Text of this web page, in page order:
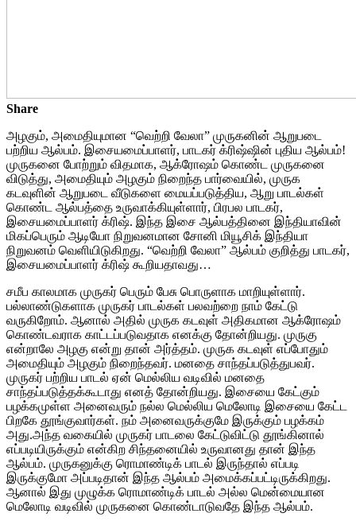
Share
அழகும், அமைதியுமான “வெற்றி வேலா” முருகனின் ஆறுபடை
பற்றிய ஆல்பம். இசையமைப்பாளர், பாடகர் க்ரிஷ்ஷின் புதிய ஆல்பம்!
முருகனை போற்றும் விதமாக, ஆக்ரோஷம் கொண்ட முருகனை
விடுத்து, அமைதியும் அழகும் நிறைந்த பார்வையில், முருக
கடவுளின் ஆறுபடை வீடுகளை மையப்படுத்திய, ஆறு பாடல்கள்
கொண்ட ஆல்பத்தை உருவாக்கியுள்ளார், பிரபல பாடகர்,
இசையமைப்பாளர் க்ரிஷ். இந்த இசை ஆல்பத்தினை இந்தியாவின்
மிகப்பெரும் ஆடியோ நிறுவனமான சோனி மியூசிக் இந்தியா
நிறுவனம் வெளியிடுகிறது. “வெற்றி வேலா” ஆல்பம் குறித்து பாடகர்,
இசையமைப்பாளர் க்ரிஷ் கூறியதாவது…
சமீப காலமாக முருகர் பெரும் பேசு பொருளாக மாறியுள்ளார்.
பல்லாண்டுகளாக முருகர் பாடல்கள் பலவற்றை நாம் கேட்டு
வருகிறோம். ஆனால் அதில் முருக கடவுள் அதிகமான ஆக்ரோஷம்
கொண்டவராக காட்டப்படுவதாக எனக்கு தோன்றியது. முருகு
என்றாலே அழகு என்று தான் அர்த்தம். முருக கடவுள் எப்போதும்
அமைதியும் அழகும் நிறைந்தவர். மனதை சாந்தப்படுத்துபவர்.
முருகர் பற்றிய பாடல் ஏன் மெல்லிய வடிவில் மனதை
சாந்தப்படுத்தக்கூடாது எனத் தோன்றியது. இசையை கேட்கும்
பழக்கமுள்ள அனைவரும் நல்ல மெல்லிய மெலோடி இசையை கேட்ட
பிறகே தூங்குவார்கள். நம் அனைவருக்குமே இருக்கும் பழக்கம்
அது.அந்த வகையில் முருகர் பாடலை கேட்டுவிட்டு தூங்கினால்
எப்படியிருக்கும் என்கிற சிந்தனையில் உருவானது தான் இந்த
ஆல்பம். முருகனுக்கு ரொமாண்டிக் பாடல் இருந்தால் எப்படி
இருக்குமோ அப்படிதான் இந்த ஆல்பம் அமைக்கப்பட்டிருக்கிறது.
ஆனால் இது முழுக்க ரொமாண்டிக் பாடல் அல்ல மென்மையான
மெலோடி வடிவில் முருகனை கொண்டாடுவதே இந்த ஆல்பம்.